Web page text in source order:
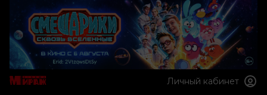
Личный кабинет